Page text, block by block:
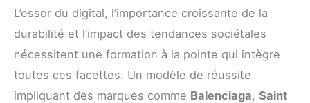
L’essor du digital, l’importance croissante de la
durabilité et l’impact des tendances sociétales
nécessitent une formation à la pointe qui intègre
toutes ces facettes. Un modèle de réussite
impliquant des marques comme Balenciaga, Saint